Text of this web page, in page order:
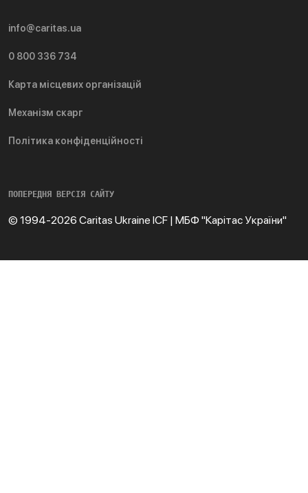
info@caritas.ua
0 800 336 734
Карта місцевих організацій
Механізм скарг
Політика конфіденційності
ПОПЕРЕДНЯ ВЕРСІЯ САЙТУ
© 1994-2026 Caritas Ukraine ICF | МБФ "Карітас України"